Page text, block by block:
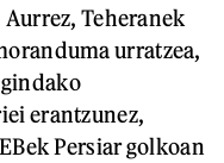
Aurrez, Teheranek
urratzea,
erantzunez,
Persiar golkoan